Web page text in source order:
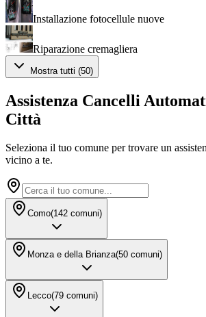
Installazione fotocellule nuove
Riparazione cremagliera
Mostra tutti (50)
Assistenza Cancelli
Città
Seleziona il tuo comune per trovare un
vicino a te.
Como(142 comuni)
Monza e della Brianza(50 comuni)
Lecco(79 comuni)